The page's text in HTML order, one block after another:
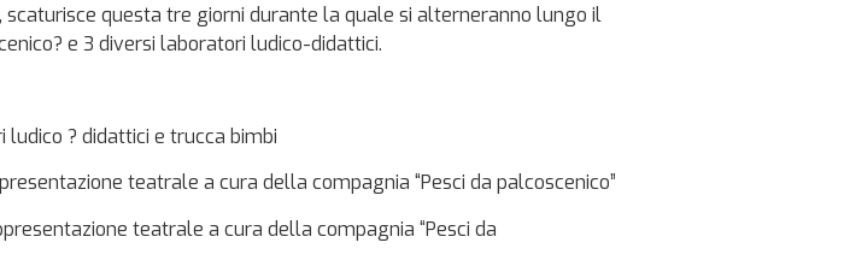
scaturisce questa tre giorni durante la quale si alterneranno lungo il
e 3 diversi laboratori ludico-didattici.
? didattici e trucca bimbi
teatrale a cura della compagnia “Pesci da palcoscenico”
teatrale a cura della compagnia “Pesci da